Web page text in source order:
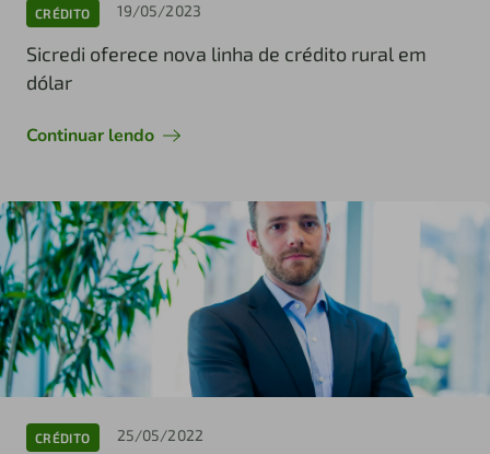
CRÉDITO 19/05/2023
Sicredi oferece nova linha de crédito rural em
dólar
Continuar lendo
CRÉDITO 25/05/2022